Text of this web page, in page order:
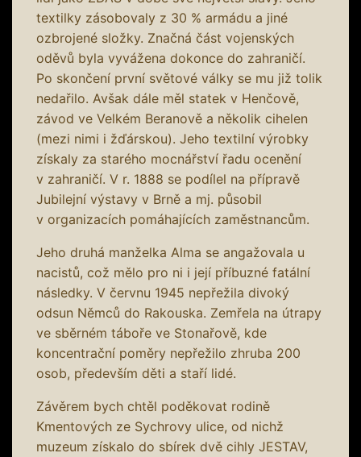
textilky zásobovaly z 30 % armádu a jiné
ozbrojené složky. Značná část vojenských
oděvů byla vyvážena dokonce do zahraničí.
Po skončení první světové války se mu již tolik
nedařilo. Avšak dále měl statek v Henčově,
závod ve Velkém Beranově a několik cihelen
(mezi nimi i žďárskou). Jeho textilní výrobky
získaly za starého mocnářství řadu ocenění
v zahraničí. V r. 1888 se podílel na přípravě
Jubilejní výstavy v Brně a mj. působil
v organizacích pomáhajících zaměstnancům.
Jeho druhá manželka Alma se angažovala u
nacistů, což mělo pro ni i její příbuzné fatální
následky. V červnu 1945 nepřežila divoký
odsun Němců do Rakouska. Zemřela na útrapy
ve sběrném táboře ve Stonařově, kde
koncentrační poměry nepřežilo zhruba 200
osob, především děti a staří lidé.
Závěrem bych chtěl poděkovat rodině
Kmentových ze Sychrovy ulice, od nichž
muzeum získalo do sbírek dvě cihly JESTAV,